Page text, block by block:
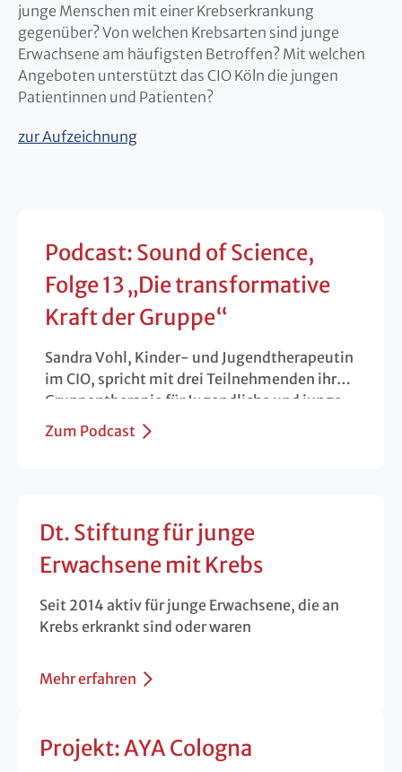
junge Menschen mit einer Krebserkrankung
gegenüber? Von welchen Krebsarten sind junge
Erwachsene am häufigsten Betroffen? Mit welchen
Angeboten unterstützt das CIO Köln die jungen
Patientinnen und Patienten?
zur Aufzeichnung
Podcast: Sound of Science,
Folge 13 „Die transformative
Kraft der Gruppe“
Sandra Vohl, Kinder- und Jugendtherapeutin
im CIO, spricht mit drei Teilnehmenden ihrer
Gruppentherapie für Jugendliche und junge
Erwachsene nach einer Krebserkrankung über
ihre Erfahrungen.
Zum Podcast
Dt. Stiftung für junge
Erwachsene mit Krebs
Seit 2014 aktiv für junge Erwachsene, die an
Krebs erkrankt sind oder waren
Mehr erfahren
Projekt: AYA Cologna